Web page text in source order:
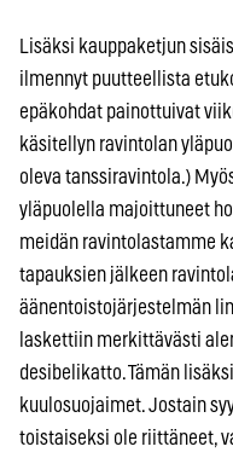
Lisäksi kauppaketjun
ilmennyt puutteellista
epäkohdat painottuivat
käsitellyn ravintolan
oleva tanssiravintola.)
yläpuolella majoittuneet
meidän ravintolastamme
tapauksien jälkeen
äänentoistojärjestelmän
laskettiin merkittävästi
desibelikatto. Tämän
kuulosuojaimet. Jostain
toistaiseksi ole riittäneet,